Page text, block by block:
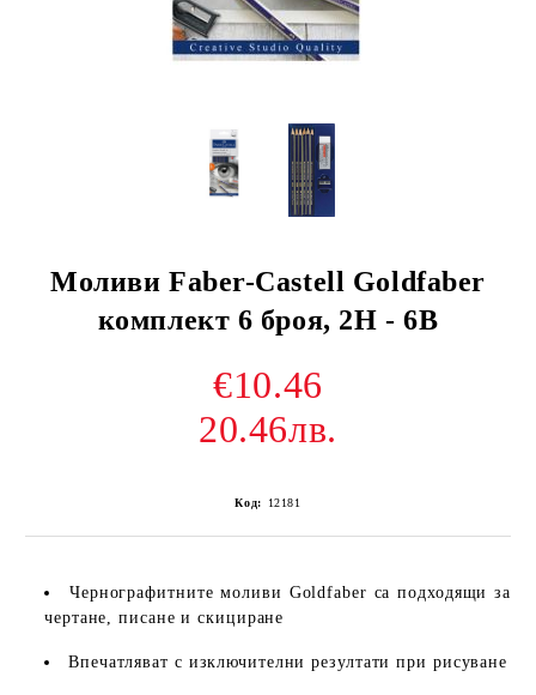
Моливи Faber-Castell Goldfaber
комплект 6 броя, 2H - 6B
€10.46
20.46лв.
Код: 12181
Чернографитните моливи Goldfaber са подходящи за
чертане, писане и скициране
Впечатляват с изключителни резултати при рисуване